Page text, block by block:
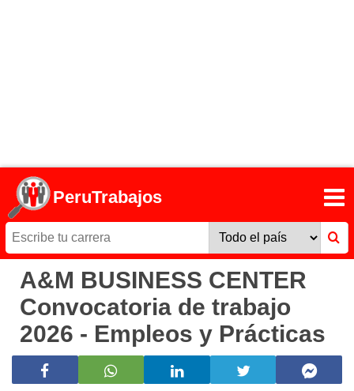
PeruTrabajos
A&M BUSINESS CENTER
Convocatoria de trabajo
2026 - Empleos y Prácticas